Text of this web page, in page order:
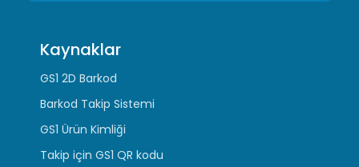
Kaynaklar
GS1 2D Barkod
Barkod Takip Sistemi
GS1 Ürün Kimliği
Takip için GS1 QR kodu